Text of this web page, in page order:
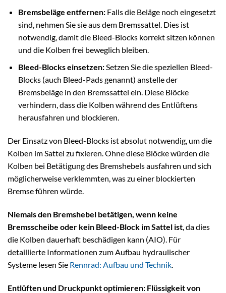
Bremsbeläge entfernen:Falls die Beläge noch eingesetzt
sind, nehmen Sie sie aus dem Bremssattel. Dies ist
notwendig, damit die Bleed-Blocks korrekt sitzen können
und die Kolben frei beweglich bleiben.
Bleed-Blocks einsetzen:Setzen Sie die speziellen Bleed-
Blocks (auch Bleed-Pads genannt) anstelle der
Bremsbeläge in den Bremssattel ein. Diese Blöcke
verhindern, dass die Kolben während des Entlüftens
herausfahren und blockieren.
Der Einsatz von Bleed-Blocks ist absolut notwendig, um die
Kolben im Sattel zu fixieren. Ohne diese Blöcke würden die
Kolben bei Betätigung des Bremshebels ausfahren und sich
möglicherweise verklemmten, was zu einer blockierten
Bremse führen würde.
Niemals den Bremshebel betätigen, wenn keine
Bremsscheibe oder kein Bleed-Block im Sattel ist, da dies
die Kolben dauerhaft beschädigen kann (AIO). Für
detaillierte Informationen zum Aufbau hydraulischer
Systeme lesen Sie Rennrad: Aufbau und Technik.
Entlüften und Druckpunkt optimieren: Flüssigkeit von